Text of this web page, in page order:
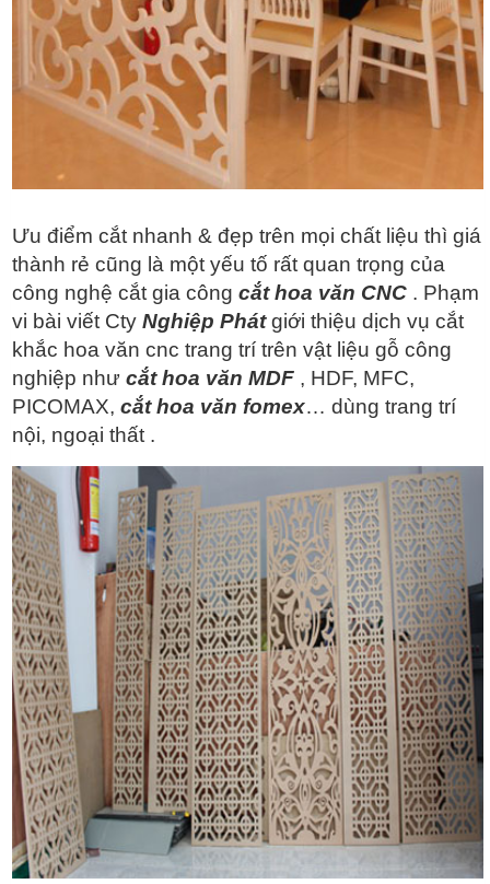
Ưu điểm cắt nhanh & đẹp trên mọi chất liệu thì giá
thành rẻ cũng là một yếu tố rất quan trọng của
công nghệ cắt gia công cắt hoa văn CNC . Phạm
vi bài viết Cty Nghiệp Phátgiới thiệu dịch vụ cắt
khắc hoa văn cnc trang trí trên vật liệu gỗ công
nghiệp như cắt hoa văn MDF , HDF, MFC,
PICOMAX, cắt hoa văn fomex… dùng trang trí
nội, ngoại thất .